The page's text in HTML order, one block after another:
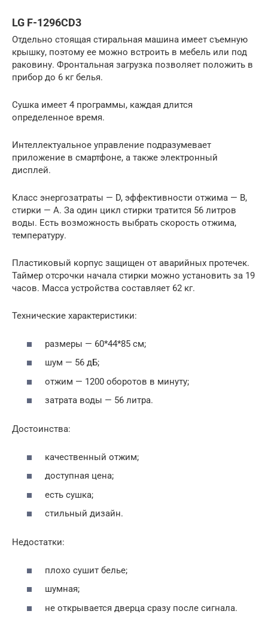
LG F-1296CD3
Отдельно стоящая стиральная машина имеет съемную
крышку, поэтому ее можно встроить в мебель или под
раковину. Фронтальная загрузка позволяет положить в
прибор до 6 кг белья.
Сушка имеет 4 программы, каждая длится
определенное время.
Интеллектуальное управление подразумевает
приложение в смартфоне, а также электронный
дисплей.
Класс энергозатраты — D, эффективности отжима — В,
стирки — А. За один цикл стирки тратится 56 литров
воды. Есть возможность выбрать скорость отжима,
температуру.
Пластиковый корпус защищен от аварийных протечек.
Таймер отсрочки начала стирки можно установить за 19
часов. Масса устройства составляет 62 кг.
Технические характеристики:
размеры — 60*44*85 см;
шум — 56 дБ;
отжим — 1200 оборотов в минуту;
затрата воды — 56 литра.
Достоинства:
качественный отжим;
доступная цена;
есть сушка;
стильный дизайн.
Недостатки:
плохо сушит белье;
шумная;
не открывается дверца сразу после сигнала.